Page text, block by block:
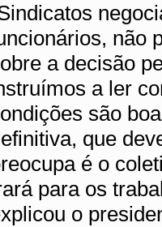
não
a decisão
a ler
são
que
é o
para os
o